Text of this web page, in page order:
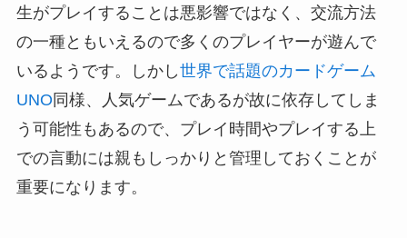
生がプレイすることは悪影響ではなく、交流方法
の一種ともいえるので多くのプレイヤーが遊んで
いるようです。しかし世界で話題のカードゲーム
UNO 同様、人気ゲームであるが故に依存してしま
う可能性もあるので、プレイ時間やプレイする上
での言動には親もしっかりと管理しておくことが
重要になります。